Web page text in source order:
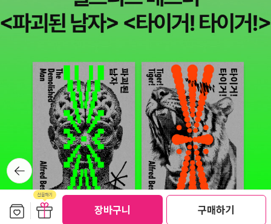
선물하기 장바구니 구매하기
뒤로가
기